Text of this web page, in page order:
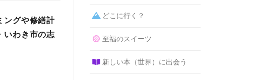
ングや修繕計
いわき市の志
どこに行く？
至福のスイーツ
新しい本（世界）に出会う